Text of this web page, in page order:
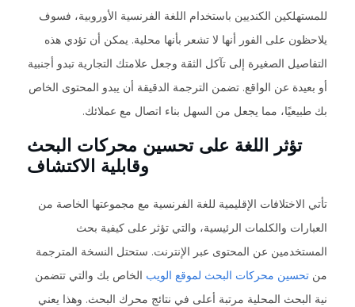
للمستهلكين الكنديين باستخدام اللغة الفرنسية الأوروبية، فسوف
يلاحظون على الفور أنها لا تشعر بأنها محلية. يمكن أن تؤدي هذه
التفاصيل الصغيرة إلى تآكل الثقة وجعل علامتك التجارية تبدو أجنبية
أو بعيدة عن الواقع. تضمن الترجمة الدقيقة أن يبدو المحتوى الخاص
بك طبيعيًا، مما يجعل من السهل بناء اتصال مع عملائك.
تؤثر اللغة على تحسين محركات البحث
وقابلية الاكتشاف
تأتي الاختلافات الإقليمية للغة الفرنسية مع مجموعتها الخاصة من
العبارات والكلمات الرئيسية، والتي تؤثر على كيفية بحث
المستخدمين عن المحتوى عبر الإنترنت. ستحتل النسخة المترجمة
من تحسين محركات البحث لموقع الويب الخاص بك والتي تتضمن
نية البحث المحلية مرتبة أعلى في نتائج محرك البحث. وهذا يعني